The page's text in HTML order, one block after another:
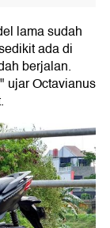
lama sudah
ada di
berjalan.
ujar Octavianus